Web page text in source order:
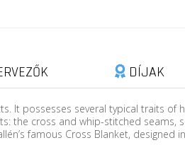
DÍJAK
It possesses several typical traits of
the cross and whip-stitched seams,
famous Cross Blanket, designed